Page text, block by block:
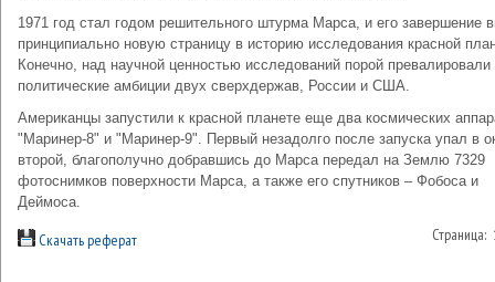
1971 год стал годом решительного штурма Марса, и его завершение
принципиально новую страницу в историю исследования красной
Конечно, над научной ценностью исследований порой превалировали
политические амбиции двух сверхдержав, России и США.
Американцы запустили к красной планете еще два космических
"Маринер-8" и "Маринер-9". Первый незадолго после запуска упал в
второй, благополучно добравшись до Марса передал на Землю 7329
фотоснимков поверхности Марса, а также его спутников – Фобоса и
Деймоса.
Скачать реферат